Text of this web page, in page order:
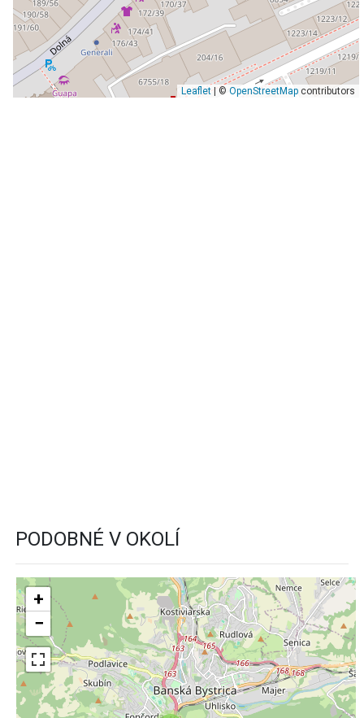
Leaflet| © OpenStreetMapcontributors
PODOBNÉ V OKOLÍ
+
−